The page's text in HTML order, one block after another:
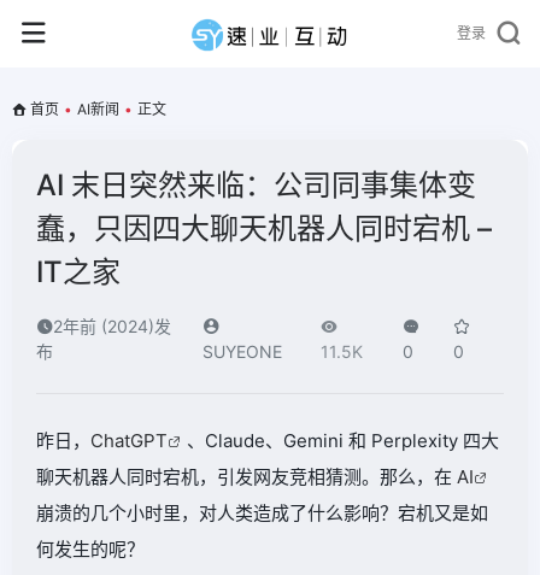
登录
首页 • AI新闻 • 正文
AI 末日突然来临：公司同事集体变
蠢，只因四大聊天机器人同时宕机 –
IT之家
2年前 (2024)发
布
SUYEONE 11.5K 0 0
昨日， ChatGPT
、Claude、Gemini 和 Perplexity 四大
聊天机器人同时宕机，引发网友竞相猜测。那么，在 AI
崩溃的几个小时里，对人类造成了什么影响？宕机又是如
何发生的呢？